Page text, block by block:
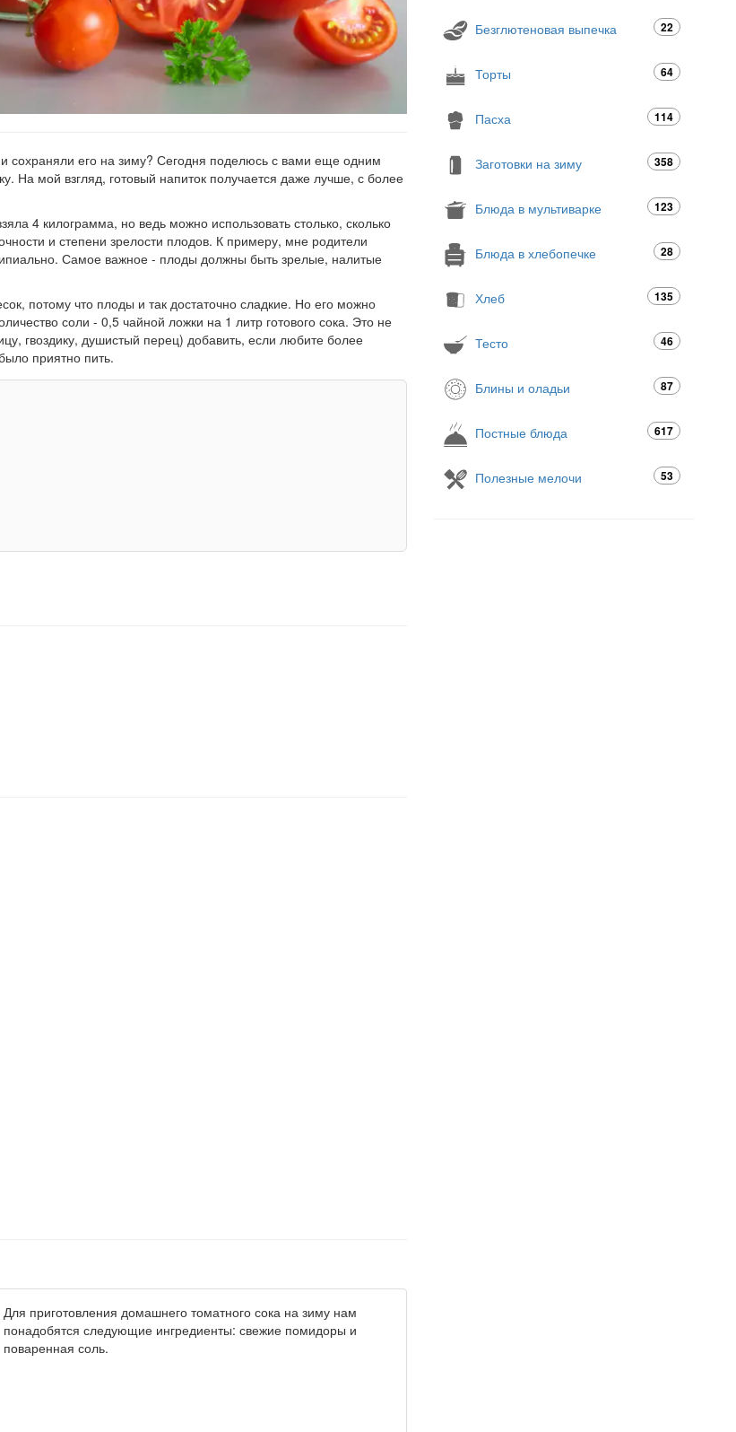
сохраняли его на зиму? Сегодня поделюсь с вами еще одним
На мой взгляд, готовый напиток получается даже лучше, с более
4 килограмма, но ведь можно использовать столько, сколько
и степени зрелости плодов. К примеру, мне родители
Самое важное - плоды должны быть зрелые, налитые
потому что плоды и так достаточно сладкие. Но его можно
соли - 0,5 чайной ложки на 1 литр готового сока. Это не
гвоздику, душистый перец) добавить, если любите более
приятно пить.
Для приготовления домашнего томатного сока на зиму нам
понадобятся следующие ингредиенты: свежие помидоры и
поваренная соль.
Безглютеновая выпечка 22
Торты 64
Пасха 114
Заготовки на зиму 358
Блюда в мультиварке 123
Блюда в хлебопечке 28
Хлеб 135
Тесто 46
Блины и оладьи 87
Постные блюда 617
Полезные мелочи 53